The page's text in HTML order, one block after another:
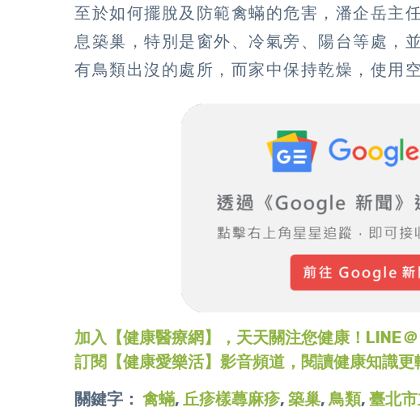
至於如何擺脫及防範禽蟎的危害，潘企岳主
息築巢，特別是窗外、冷氣旁、陽台等處，
有鳥類出沒的處所，而家中保持乾燥，使用
加入【健康醫療網】，天天關注您健康！LINE
訂閱【健康愛樂活】影音頻道，閱讀健康知識更
關鍵字： 禽蟎, 丘疹樣蕁麻疹, 築巢, 鳥類, 臺北